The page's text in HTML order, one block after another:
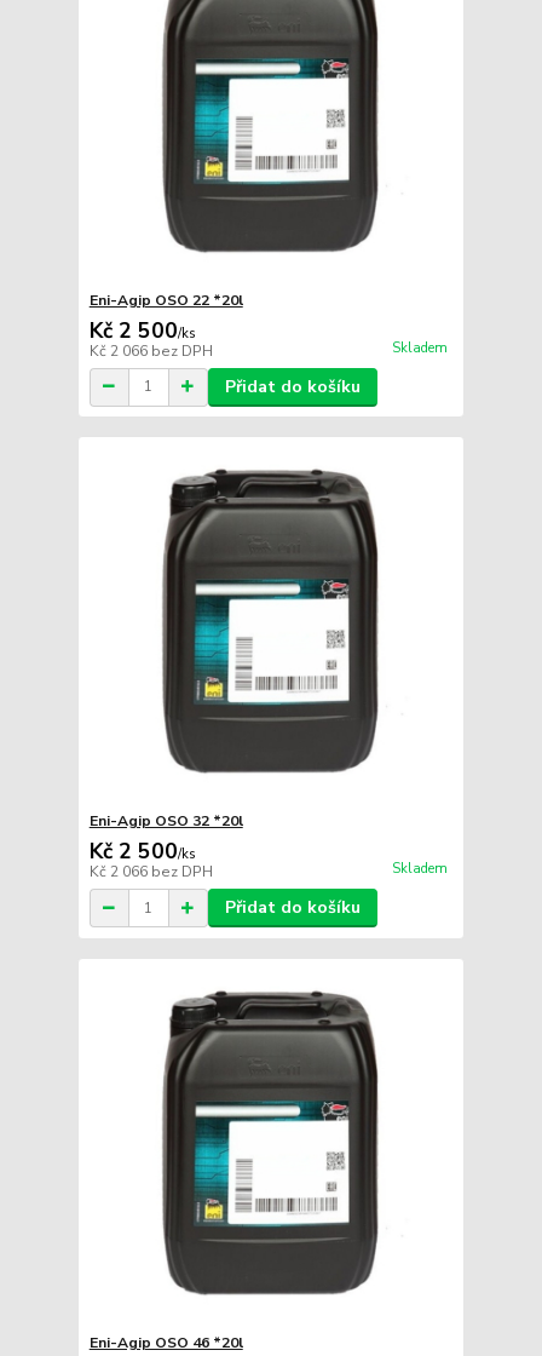
Eni-Agip OSO 22 *20l
Kč 2 500/ks
Kč 2 066 bez DPH Skladem
Přidat do košíku
Eni-Agip OSO 32 *20l
Kč 2 500/ks
Kč 2 066 bez DPH Skladem
Přidat do košíku
Eni-Agip OSO 46 *20l